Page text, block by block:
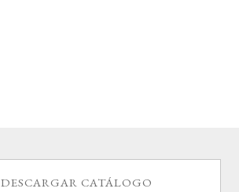
DESCARGAR CATÁLOGO